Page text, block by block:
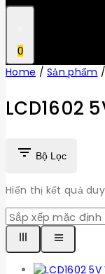
0
Home / Sản phẩm /
LCD1602
Bộ Lọc
Hiển thị kết quả